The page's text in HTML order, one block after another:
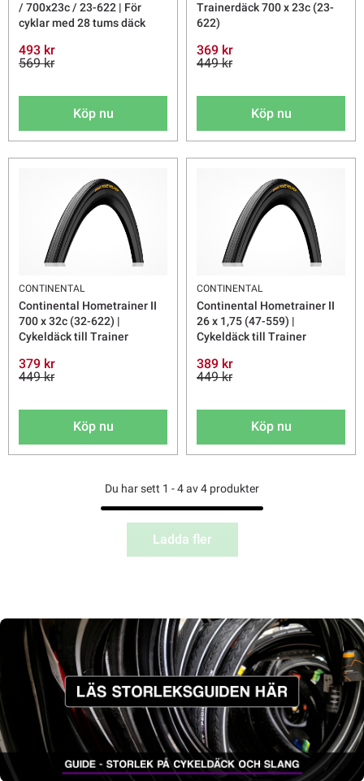
/ 700x23c / 23-622 | För
cyklar med 28 tums däck
493 kr
569 kr
Köp nu
Trainerdäck 700 x 23c (23-
622)
369 kr
449 kr
Köp nu
CONTINENTAL
Continental Hometrainer II
700 x 32c (32-622) |
Cykeldäck till Trainer
379 kr
449 kr
Köp nu
CONTINENTAL
Continental Hometrainer II
26 x 1,75 (47-559) |
Cykeldäck till Trainer
389 kr
449 kr
Köp nu
Du har sett 1 - 4 av 4 produkter
Ladda fler